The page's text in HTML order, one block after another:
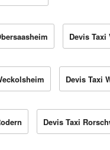
Devis Taxi
Devis Taxi
Devis Taxi